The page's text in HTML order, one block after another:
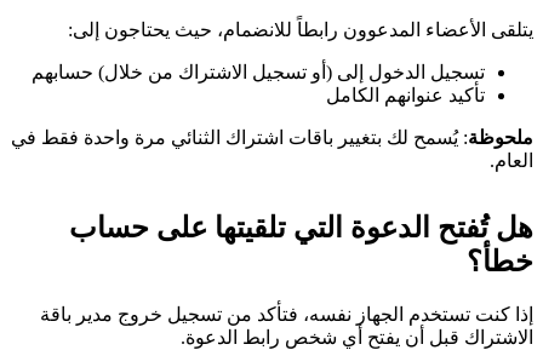
يتلقى الأعضاء المدعوون رابطاً للانضمام، حيث يحتاجون إلى:
تسجيل الدخول إلى (أو تسجيل الاشتراك من خلال) حسابهم
تأكيد عنوانهم الكامل
ملحوظة: يُسمح لك بتغيير باقات اشتراك الثنائي مرة واحدة فقط في
العام.
هل تُفتح الدعوة التي تلقيتها على حساب
خطأ؟
إذا كنت تستخدم الجهاز نفسه، فتأكد من تسجيل خروج مدير باقة
الاشتراك قبل أن يفتح أي شخص رابط الدعوة.